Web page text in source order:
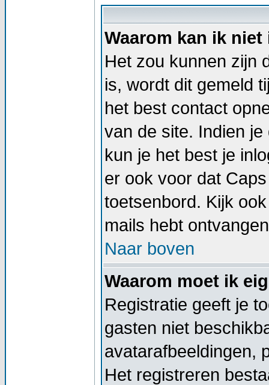
Waarom kan ik
Het zou kunnen zijn
is, wordt dit gemeld
het best contact
van de site. Indien
kun je het best je
er ook voor dat
toetsenbord. Kijk
mails hebt
Naar boven
Waarom moet ik
Registratie geeft je
gasten niet
avatarafbeeldingen,
Het registreren